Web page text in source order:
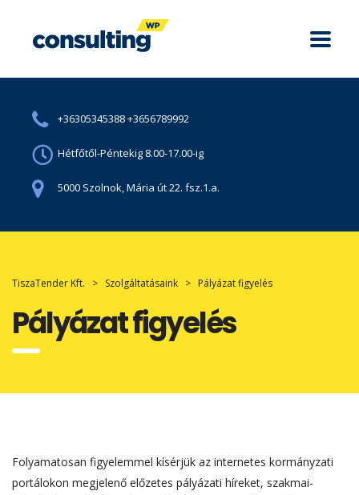
+36305345388 +3656789992
Hétfőtől-Péntekig 8.00-17.00-ig
5000 Szolnok, Mária út 22. fsz.1.a.
TiszaTender Kft. > Szolgáltatásaink > Pályázat figyelés
Pályázat figyelés
Folyamatosan figyelemmel kísérjük az internetes kormányzati
portálokon megjelenő előzetes pályázati híreket, szakmai-